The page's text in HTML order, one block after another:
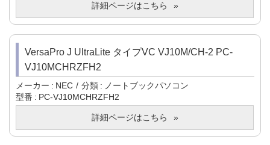
詳細ページはこちら
VersaPro J UltraLite タイプVC VJ10M/CH-2 PC-
VJ10MCHRZFH2
メーカー NEC 分類
ノートブックパソコン
型番
PC-VJ10MCHRZFH2
詳細ページはこちら